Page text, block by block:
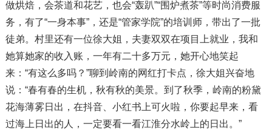
做烘焙，会茶道和花艺，也会“轰趴”“围炉煮茶”等时尚消费服
务，有了“一身本事”，还是“管家学院”的培训师，带出了一批
徒弟。村里还有一位徐大姐，夫妻双双在项目上就业，我和
她算她家的收入账，一年有二十多万元，她开心地笑起
来：“有这么多吗？”聊到岭南的网红打卡点，徐大姐兴奋地
说：“春有春的生机，秋有秋的美景。到了秋季，岭南的粉黛
花海薄雾日出，在抖音、小红书上可火啦，你要起早来，看
过海上日出的人，一定要看一看江淮分水岭上的日出。”